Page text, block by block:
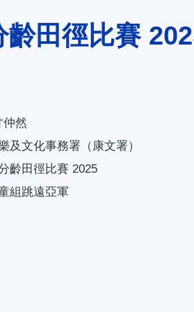
齡田徑比賽
仲然
及文化事務署（康文署）
齡田徑比賽 2025
組跳遠亞軍